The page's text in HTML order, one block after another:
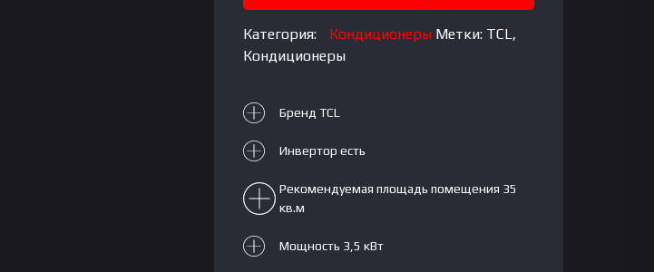
Model
F2
Категория: Кондиционеры Метки: TCL,
Кондиционеры
Бренд TCL
Инвертор есть
Рекомендуемая площадь помещения 35
кв.м
Мощность 3,5 кВт